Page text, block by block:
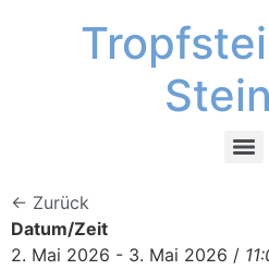
← Zurück
Datum/Zeit
2. Mai 2026 - 3. Mai 2026 /